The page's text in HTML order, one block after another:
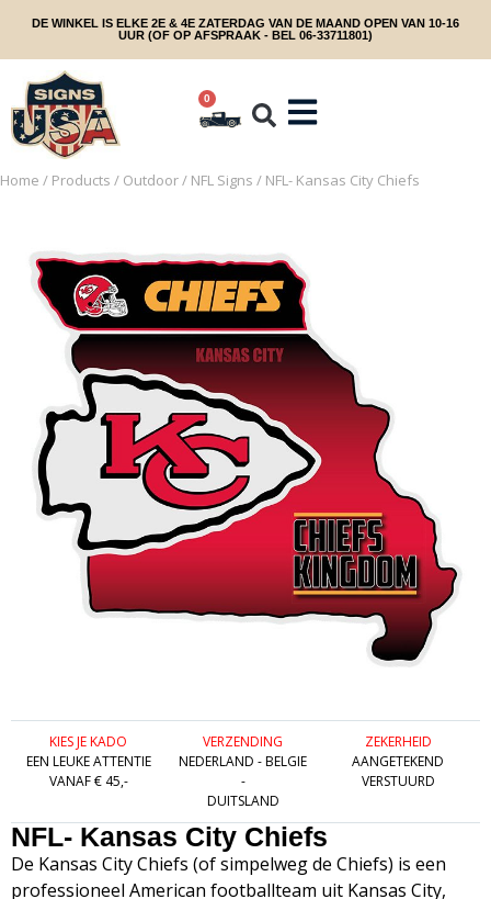
DE WINKEL IS ELKE 2E & 4E ZATERDAG VAN DE MAAND OPEN VAN 10-16
UUR (OF OP AFSPRAAK - BEL 06-33711801)
0
Home / Products / Outdoor/ NFL Signs / NFL- Kansas City Chiefs
KIES JE KADO
EEN LEUKE ATTENTIE
VANAF € 45,-
VERZENDING
NEDERLAND - BELGIE
-
DUITSLAND
ZEKERHEID
AANGETEKEND
VERSTUURD
NFL- Kansas City Chiefs
De Kansas City Chiefs (of simpelweg de Chiefs) is een
professioneel American footballteam uit Kansas City,